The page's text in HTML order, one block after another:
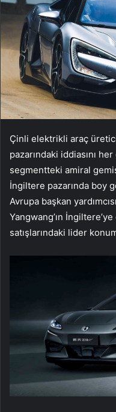
Çinli elektrikli araç
pazarındaki iddiasını
segmentteki amiral
İngiltere pazarında boy
Avrupa başkan
Yangwang’ın
satışlarındaki lider